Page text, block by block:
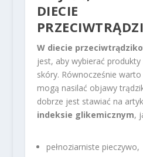
DIECIE
W diecie
jest, aby wybierać
skóry. Równocześnie
mogą nasilać objawy
dobrze jest stawiać na
indeksie glikemicznym,
pełnoziarniste pieczywo,